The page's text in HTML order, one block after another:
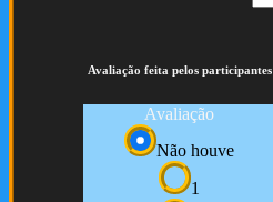
Avaliação feita pelos participantes
Avaliação
Não houve
1